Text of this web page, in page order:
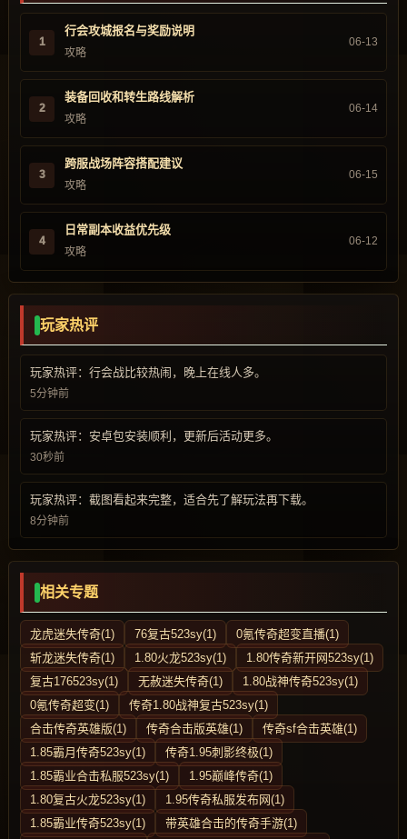
1
行会攻城报名与奖励说明
攻略
06-13
2
装备回收和转生路线解析
攻略
06-14
3
跨服战场阵容搭配建议
攻略
06-15
4
日常副本收益优先级
攻略
06-12
玩家热评
玩家热评：行会战比较热闹，晚上在线人多。
5分钟前
玩家热评：安卓包安装顺利，更新后活动更多。
30秒前
玩家热评：截图看起来完整，适合先了解玩法再下载。
8分钟前
相关专题
龙虎迷失传奇(1) 76复古523sy(1)
0氪传奇超变直播(1)
斩龙迷失传奇(1)
1.80火龙523sy(1)
1.80传奇新开网523sy(1)
复古176523sy(1)
无赦迷失传奇(1)
1.80战神传奇523sy(1)
0氪传奇超变(1)
传奇1.80战神复古523sy(1)
合击传奇英雄版(1)
传奇合击版英雄(1)
传奇sf合击英雄(1)
1.85霸月传奇523sy(1)
传奇1.95刺影终极(1)
1.85霸业合击私服523sy(1)
1.95巅峰传奇(1)
1.80复古火龙523sy(1)
1.95传奇私服发布网(1)
1.85霸业传奇523sy(1)
带英雄合击的传奇手游(1)